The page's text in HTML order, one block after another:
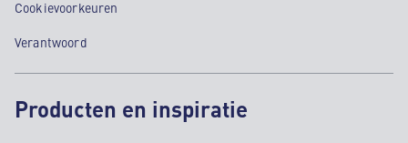
Cookievoorkeuren
Verantwoord
Producten en inspiratie